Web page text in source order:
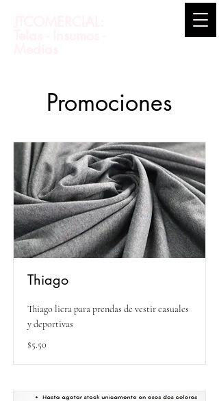
Promociones
Thiago
Thiago licra para prendas de vestir casuales
y deportivas
$5.50